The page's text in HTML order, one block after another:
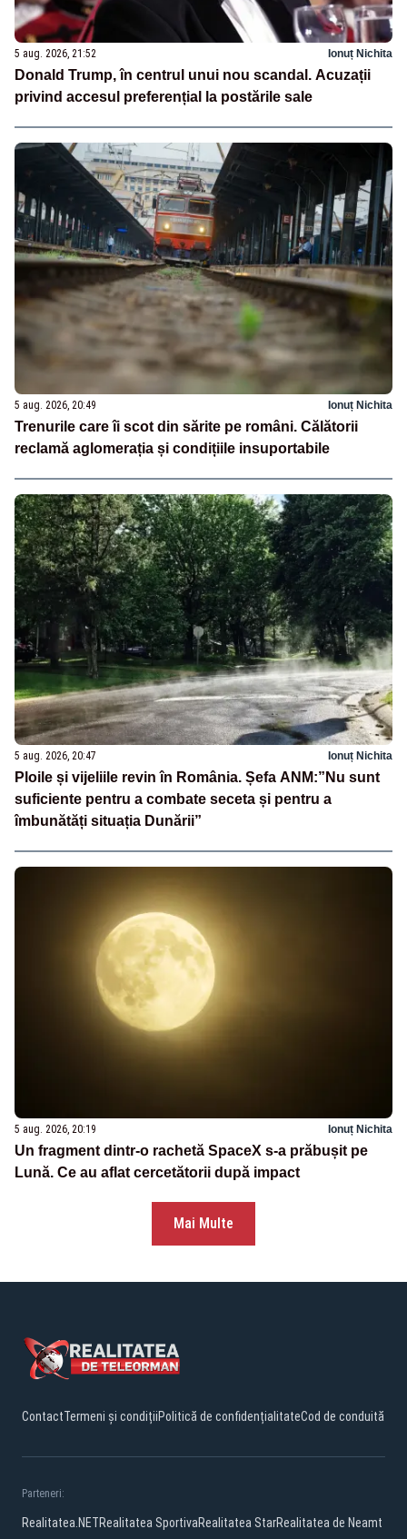
5 aug. 2026, 21:52 Ionuț Nichita
Donald Trump, în centrul unui nou scandal. Acuzații
privind accesul preferențial la postările sale
5 aug. 2026, 20:49 Ionuț Nichita
Trenurile care îi scot din sărite pe români. Călătorii
reclamă aglomerația și condițiile insuportabile
5 aug. 2026, 20:47 Ionuț Nichita
Ploile și vijeliile revin în România. Șefa ANM:”Nu sunt
suficiente pentru a combate seceta și pentru a
îmbunătăți situația Dunării”
5 aug. 2026, 20:19 Ionuț Nichita
Un fragment dintr-o rachetă SpaceX s-a prăbușit pe
Lună. Ce au aflat cercetătorii după impact
Mai Multe
ContactTermeni și condițiiPolitică de confidențialitateCod de conduită
Parteneri:
Realitatea.NETRealitatea SportivaRealitatea StarRealitatea de Neamt